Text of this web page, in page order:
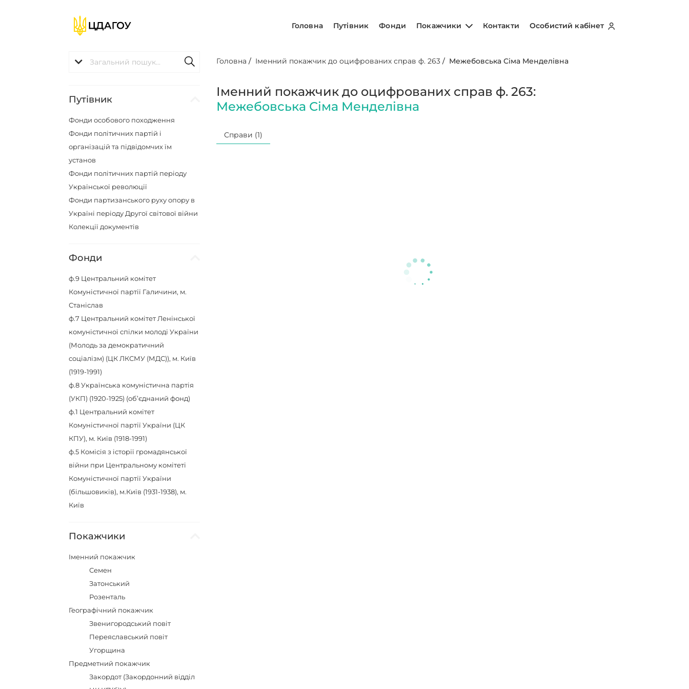
Головна Путівник Фонди Покажчики Контакти Особистий кабінет
Путівник
Фонди особового походження
Фонди політичних партій і
організацій та підвідомчих їм
установ
Фонди політичних партій періоду
Української революції
Фонди партизанського руху опору в
Україні періоду Другої світової війни
Колекції документів
Фонди
ф.9 Центральний комітет
Комуністичної партії Галичини, м.
Станіслав
ф.7 Центральний комітет Ленінської
комуністичної спілки молоді України
(Молодь за демократичний
соціалізм) (ЦК ЛКСМУ (МДС)), м. Київ
(1919-1991)
ф.8Українська комуністична партія
(УКП) (1920-1925) (об’єднаний фонд)
ф.1 Центральний комітет
Комуністичної партії України (ЦК
КПУ), м. Київ (1918-1991)
ф.5 Комісія з історії громадянської
війни при Центральному комітеті
Комуністичної партії України
(більшовиків), м.Київ (1931-1938), м.
Київ
Покажчики
Іменний покажчик
Семен
Затонський
Розенталь
Географічний покажчик
Звенигородський повіт
Переяславський повіт
Угорщина
Предметний покажчик
Закордот (Закордонний відділ
Головна / Іменний покажчик до оцифрованих справ ф. 263 / Межебовська Сіма Менделівна
Іменний покажчик до оцифрованих справ ф. 263:
Межебовська Сіма Менделівна
Справи (1)